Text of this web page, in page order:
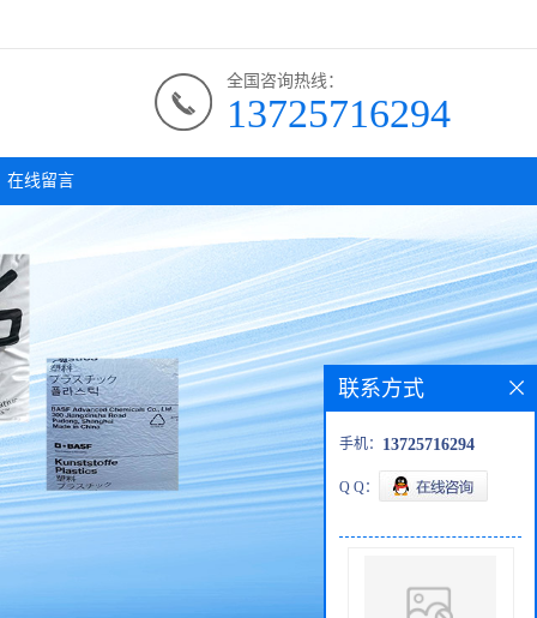
全国咨询热线：
13725716294
在线留言
联系方式
手机： 13725716294
Q Q：